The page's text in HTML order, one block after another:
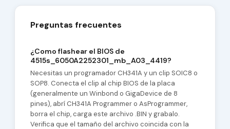
Preguntas frecuentes
¿Como flashear el BIOS de
4515s_6050A2252301_mb_A03_4419?
Necesitas un programador CH341A y un clip SOIC8 o
SOP8. Conecta el clip al chip BIOS de la placa
(generalmente un Winbond o GigaDevice de 8
pines), abrí CH341A Programmer o AsProgrammer,
borra el chip, carga este archivo .BIN y grabalo.
Verifica que el tamaño del archivo coincida con la